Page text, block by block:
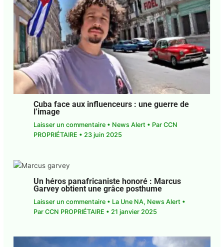
Cuba face aux influenceurs : une guerre de
l’image
Laisser un commentaire • News Alert• Par CCN
PROPRIÉTAIRE • 23 juin 2025
Un héros panafricaniste honoré : Marcus
Garvey obtient une grâce posthume
Laisser un commentaire • La Une NA, News Alert•
Par CCN PROPRIÉTAIRE • 21 janvier 2025